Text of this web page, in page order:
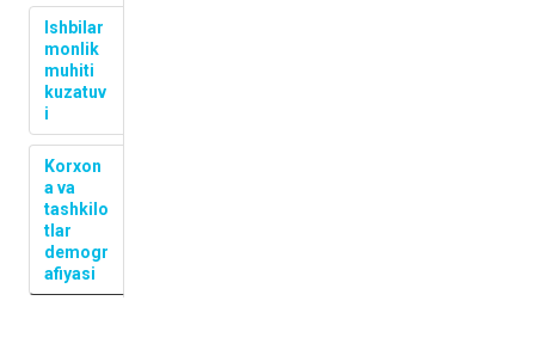
Ishbilar
monlik
muhiti
kuzatuv
i
Korxon
a va
tashkilo
tlar
demogr
afiyasi